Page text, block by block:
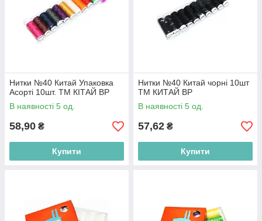
Нитки №40 Китай Упаковка
Асорті 10шт. ТМ КІТАЙ BP
В наявності 5 од.
58,90 ₴
Купити
Нитки №40 Китай чорні 10шт
ТМ КИТАЙ BP
В наявності 5 од.
57,62 ₴
Купити